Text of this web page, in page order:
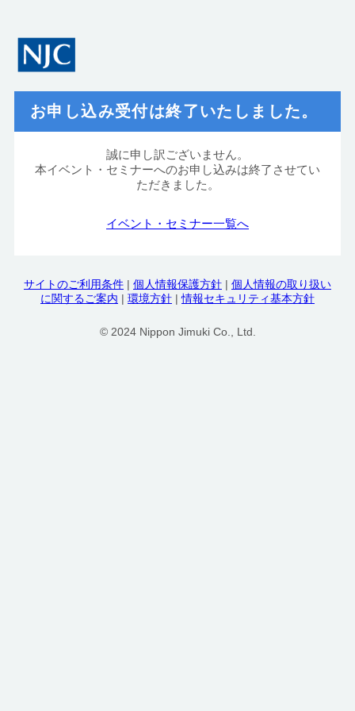
お申し込み受付は終了いたしました。
誠に申し訳ございません。
本イベント・セミナーへのお申し込みは終了させてい
ただきました。
イベント・セミナー一覧へ
サイトのご利用条件 | 個人情報保護方針 | 個人情報の取り扱い
に関するご案内 | 環境方針 |情報セキュリティ基本方針
© 2024 Nippon Jimuki Co., Ltd.